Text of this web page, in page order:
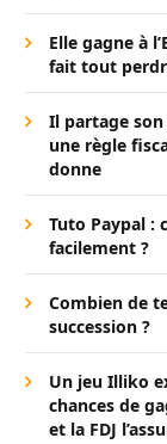
Elle gagne à
fait tout
Il partage son
une règle
donne
Tuto Paypal :
facilement ?
Combien de
succession ?
Un jeu Illiko
chances de
et la FDJ